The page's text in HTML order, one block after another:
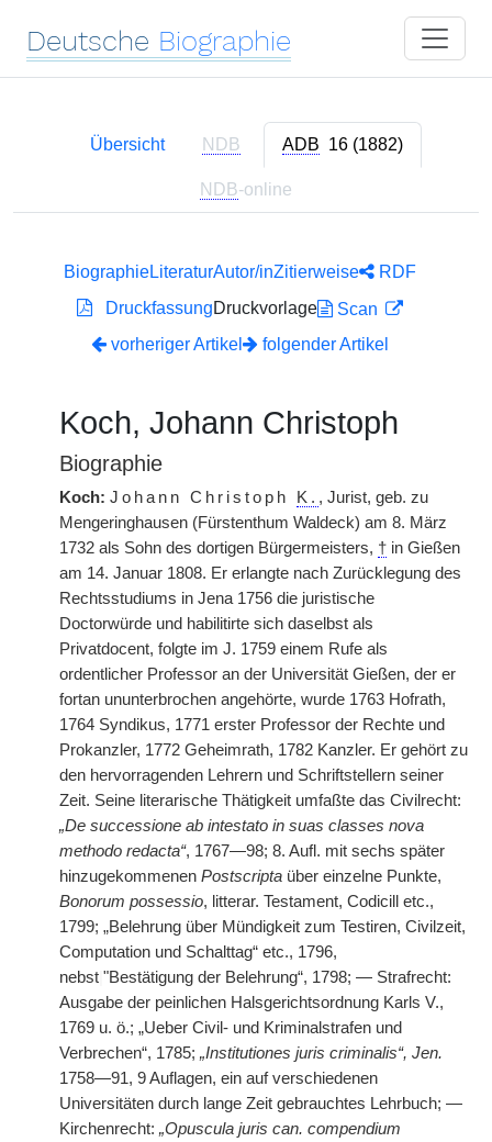
Deutsche Biographie
Übersicht NDB ADB 16 (1882)
NDB-online
BiographieLiteraturAutor/inZitierweise
RDF
DruckfassungDruckvorlage
Scan
vorheriger Artikel
folgender Artikel
Koch, Johann Christoph
Biographie
Koch: Johann Christoph K. , Jurist, geb. zu
Mengeringhausen (Fürstenthum Waldeck) am 8. März
1732 als Sohn des dortigen Bürgermeisters, † in Gießen
am 14. Januar 1808. Er erlangte nach Zurücklegung des
Rechtsstudiums in Jena 1756 die juristische
Doctorwürde und habilitirte sich daselbst als
Privatdocent, folgte im J. 1759 einem Rufe als
ordentlicher Professor an der Universität Gießen, der er
fortan ununterbrochen angehörte, wurde 1763 Hofrath,
1764 Syndikus, 1771 erster Professor der Rechte und
Prokanzler, 1772 Geheimrath, 1782 Kanzler. Er gehört zu
den hervorragenden Lehrern und Schriftstellern seiner
Zeit. Seine literarische Thätigkeit umfaßte das Civilrecht:
„De successione ab intestato in suas classes nova
methodo redacta“, 1767—98; 8. Aufl. mit sechs später
hinzugekommenen Postscripta über einzelne Punkte,
Bonorum possessio, litterar. Testament, Codicill etc.,
1799; „Belehrung über Mündigkeit zum Testiren, Civilzeit,
Computation und Schalttag“ etc., 1796,
nebst "Bestätigung der Belehrung“, 1798; — Strafrecht:
Ausgabe der peinlichen Halsgerichtsordnung Karls V.,
1769 u. ö.; „Ueber Civil- und Kriminalstrafen und
Verbrechen“, 1785; „Institutiones juris criminalis“, Jen.
1758—91, 9 Auflagen, ein auf verschiedenen
Universitäten durch lange Zeit gebrauchtes Lehrbuch; —
Kirchenrecht: „Opuscula juris can. compendium